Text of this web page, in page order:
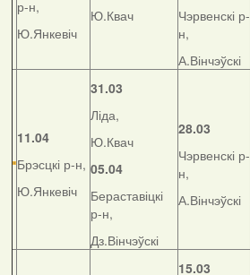
р-н,
Ю.Янкевіч
Ю.Квач
Чэрвенскі р-
н,
А.Вінчэўскі
11.04
Брэсцкі р-н,
Ю.Янкевіч
31.03
Ліда,
Ю.Квач
05.04
Бераставіцкі
р-н,
Дз.Вінчэўскі
28.03
Чэрвенскі р-
н,
А.Вінчэўскі
15.03